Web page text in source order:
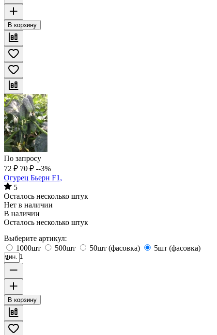
В корзину
По запросу
72 ₽ 70 ₽ --3%
Огурец Бьерн F1,
5
Осталось несколько штук
Нет в наличии
В наличии
Осталось несколько штук
Выберите артикул:
1000шт
500шт 50шт (фасовка) 5шт (фасовка)
мин. 1
В корзину